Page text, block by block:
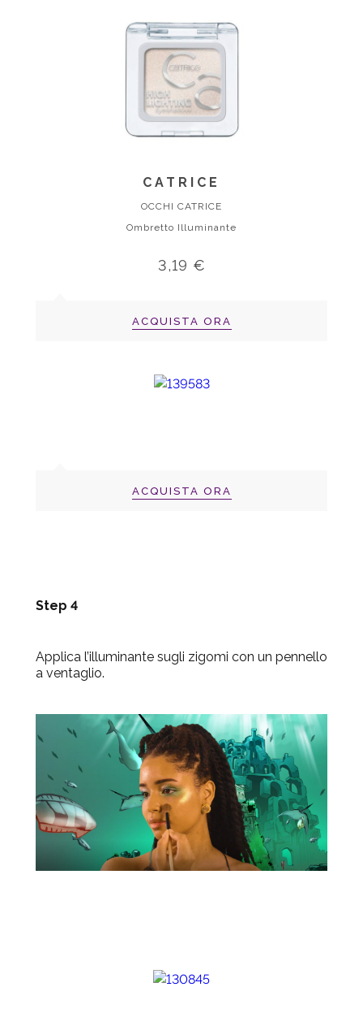
CATRICE
OCCHI CATRICE
Ombretto Illuminante
3,19 €
ACQUISTA ORA
ACQUISTA ORA
Step 4
Applica l’illuminante sugli zigomi con un pennello
a ventaglio.